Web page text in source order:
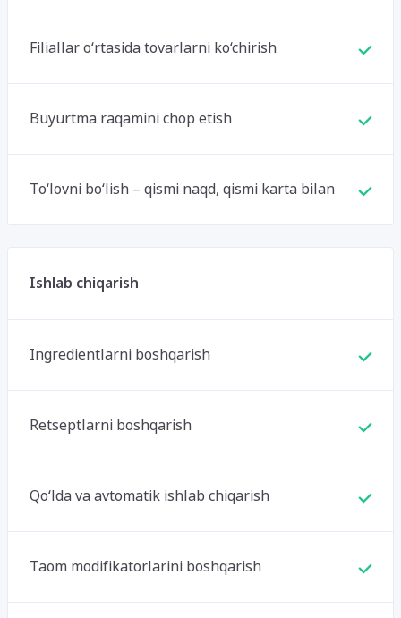
Filiallar o‘rtasida tovarlarni ko‘chirish
Buyurtma raqamini chop etish
To‘lovni bo‘lish – qismi naqd, qismi karta bilan
Ishlab chiqarish
Ingredientlarni boshqarish
Retseptlarni boshqarish
Qo‘lda va avtomatik ishlab chiqarish
Taom modifikatorlarini boshqarish